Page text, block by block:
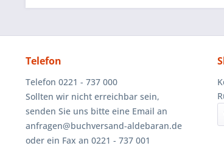
Telefon
Telefon 0221 - 737 000
Sollten wir nicht erreichbar sein,
senden Sie uns bitte eine Email an
anfragen@buchversand-aldebaran.de
oder ein Fax an 0221 - 737 001